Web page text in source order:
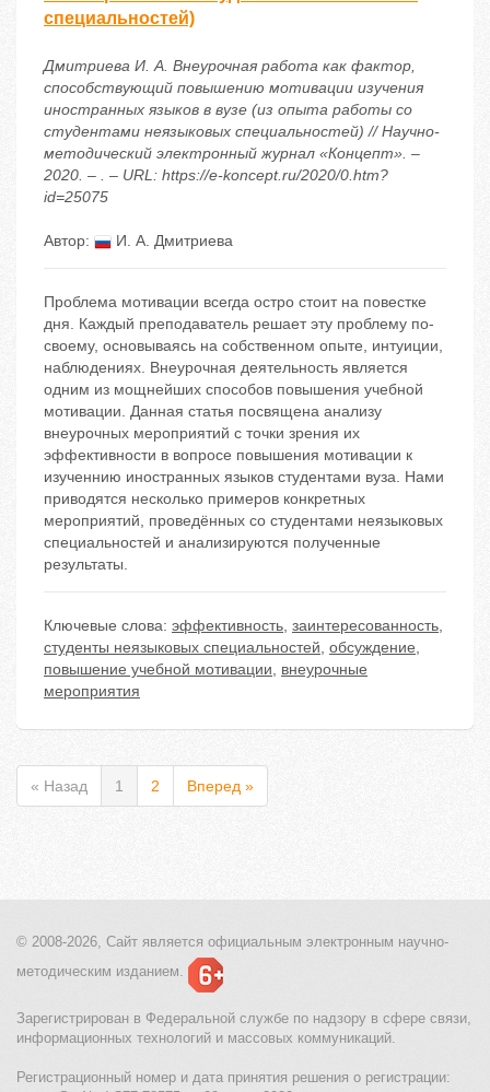
специальностей)
Дмитриева И. А. Внеурочная работа как фактор,
способствующий повышению мотивации изучения
иностранных языков в вузе (из опыта работы со
студентами неязыковых специальностей) // Научно-
методический электронный журнал «Концепт». –
2020. – . – URL: https://e-koncept.ru/2020/0.htm?
id=25075
Автор: И. А. Дмитриева
Проблема мотивации всегда остро стоит на повестке
дня. Каждый преподаватель решает эту проблему по-
своему, основываясь на собственном опыте, интуиции,
наблюдениях. Внеурочная деятельность является
одним из мощнейших способов повышения учебной
мотивации. Данная статья посвящена анализу
внеурочных мероприятий с точки зрения их
эффективности в вопросе повышения мотивации к
изученнию иностранных языков студентами вуза. Нами
приводятся несколько примеров конкретных
мероприятий, проведённых со студентами неязыковых
специальностей и анализируются полученные
результаты.
Ключевые слова: эффективность, заинтересованность,
студенты неязыковых специальностей, обсуждение,
повышение учебной мотивации, внеурочные
мероприятия
« Назад 1 2 Вперед »
© 2008-2026, Сайт является официальным электронным научно-
методическим изданием.
Зарегистрирован в Федеральной службе по надзору в сфере связи,
информационных технологий и массовых коммуникаций.
Регистрационный номер и дата принятия решения о регистрации: